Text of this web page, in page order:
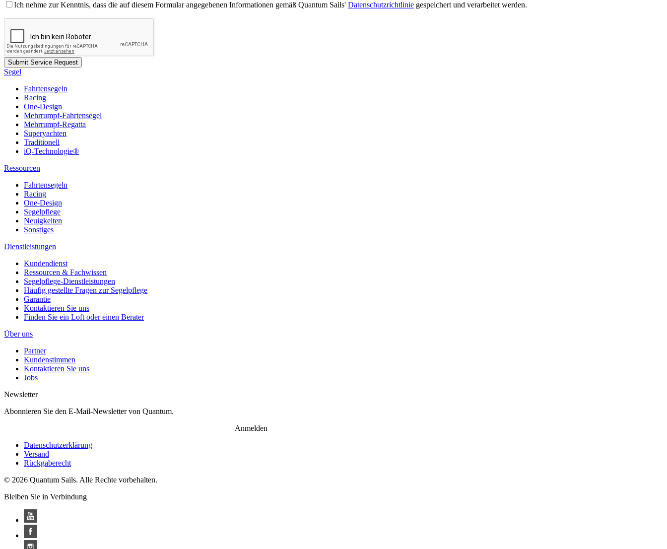
Ich nehme zur Kenntnis, dass die auf diesem Formular angegebenen Informationen gemäß Quantum Sails' Datenschutzrichtlinie gespeichert und verarbeitet werden.
Segel
Fahrtensegeln
Racing
One-Design
Mehrrumpf-Fahrtensegel
Mehrrumpf-Regatta
Superyachten
Traditionell
iQ-Technologie®
Ressourcen
Fahrtensegeln
Racing
One-Design
Segelpflege
Neuigkeiten
Sonstiges
Dienstleistungen
Kundendienst
Ressourcen & Fachwissen
Segelpflege-Dienstleistungen
Häufig gestellte Fragen zur Segelpflege
Garantie
Kontaktieren Sie uns
Finden Sie ein Loft oder einen Berater
Über uns
Partner
Kundenstimmen
Kontaktieren Sie uns
Jobs
Newsletter
Abonnieren Sie den E-Mail-Newsletter von Quantum.
Anmelden
Datenschutzerklärung
Versand
Rückgaberecht
© 2026 Quantum Sails. Alle Rechte vorbehalten.
Bleiben Sie in Verbindung